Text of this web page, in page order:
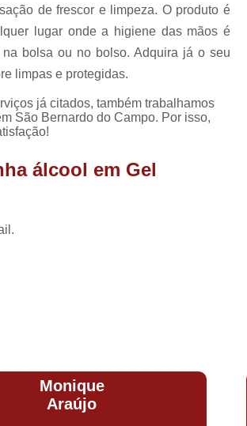
Lembrancinha de Maternidade Comestível
Lembrancinha de Maternidade Luxo
Lembrancinha de Maternidade Menino
Lembrancinha de
Lembrancinha de
Lembrancinhas de Maternidade
Lembrancinha de Aniversário
Lembrancinha de Aniversário Menina
de frescor e limpeza. O produto é
lugar onde a higiene das mãos é
bolsa ou no bolso. Adquira já o seu
limpas e protegidas.
já citados, também trabalhamos
São Bernardo do Campo. Por isso,
álcool em Gel
Monique
Araújo